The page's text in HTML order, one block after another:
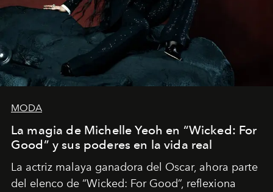
MODA
La magia de Michelle Yeoh en “Wicked: For
Good” y sus poderes en la vida real
La actriz malaya ganadora del Oscar, ahora parte
del elenco de “Wicked: For Good”, reflexiona